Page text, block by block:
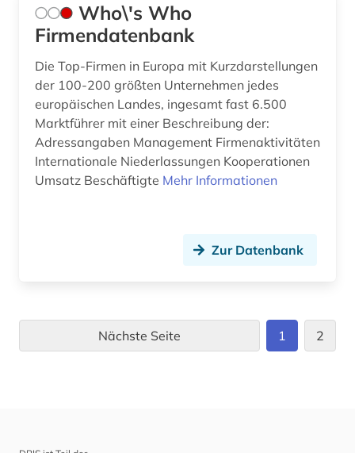
Who\'s Who
Firmendatenbank
Die Top-Firmen in Europa mit Kurzdarstellungen
der 100-200 größten Unternehmen jedes
europäischen Landes, ingesamt fast 6.500
Marktführer mit einer Beschreibung der:
Adressangaben Management Firmenaktivitäten
Internationale Niederlassungen Kooperationen
Umsatz Beschäftigte Mehr Informationen
Zur Datenbank
Nächste Seite 1 2